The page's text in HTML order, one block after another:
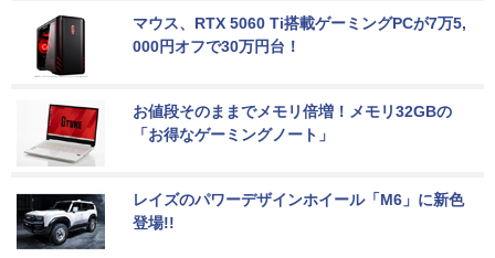
マウス、RTX 5060 Ti搭載ゲーミングPCが7万5,
000円オフで30万円台！
お値段そのままでメモリ倍増！メモリ32GBの
「お得なゲーミングノート」
レイズのパワーデザインホイール「M6」に新色
登場!!